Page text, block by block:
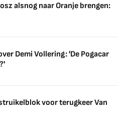
alsnog naar Oranje brengen:
Demi Vollering: 'De Pogacar
voor terugkeer Van